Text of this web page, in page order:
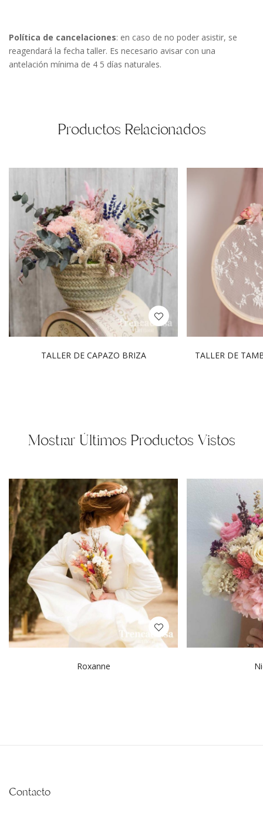
Política de cancelaciones: en caso de no poder asistir, se
reagendará la fecha taller. Es necesario avisar con una
antelación mínima de 4 5 días naturales.
Productos Relacionados
TALLER DE CAPAZO BRIZA TALLER DE
Mostrar Últimos Productos Vistos
Roxanne
Contacto